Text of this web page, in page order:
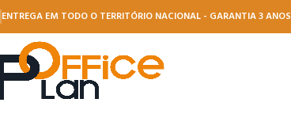
ENTREGA EM TODO O TERRITÓRIO NACIONAL - GARANTIA 3 ANOS